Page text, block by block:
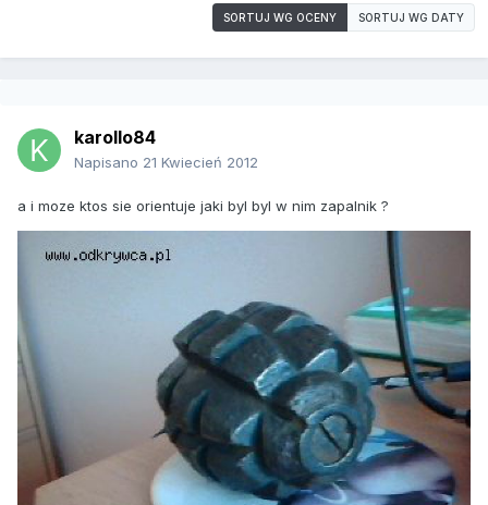
SORTUJ WG OCENY SORTUJ WG DATY
karollo84
Napisano 21 Kwiecień 2012
a i moze ktos sie orientuje jaki byl byl w nim zapalnik ?